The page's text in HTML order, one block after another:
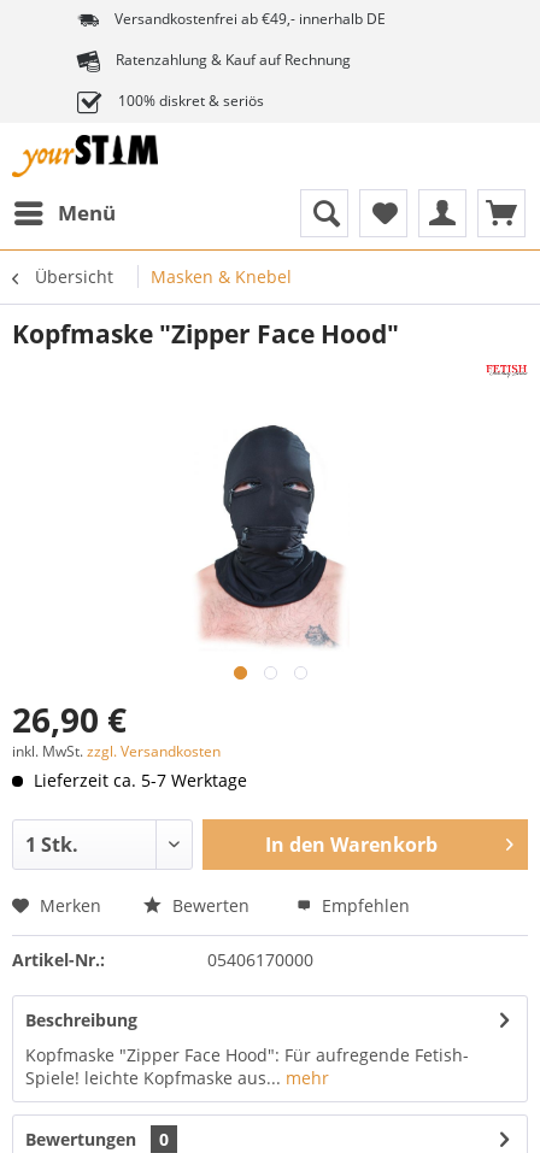
Versandkostenfrei ab €49,- innerhalb DE
Ratenzahlung & Kauf auf Rechnung
100% diskret & seriös
Menü
Übersicht Masken & Knebel
Kopfmaske "Zipper Face Hood"
26,90 €
inkl. MwSt.zzgl. Versandkosten
Lieferzeit ca. 5-7 Werktage
In den Warenkorb
Merken Bewerten Empfehlen
Artikel-Nr.: 05406170000
Beschreibung
Kopfmaske "Zipper Face Hood": Für aufregende Fetish-
Spiele! leichte Kopfmaske aus... mehr
Bewertungen
0